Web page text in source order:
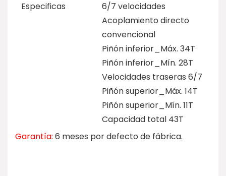
Especificas
6/7 velocidades
Acoplamiento directo
convencional
Piñón inferior_Máx. 34T
Piñón inferior_Mín. 28T
Velocidades traseras 6/7
Piñón superior_Máx. 14T
Piñón superior_Mín. 11T
Capacidad total 43T
Garantía: 6 meses por defecto de fábrica.